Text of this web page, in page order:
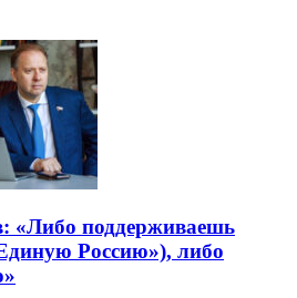
«Либо поддерживаешь
Россию»), либо